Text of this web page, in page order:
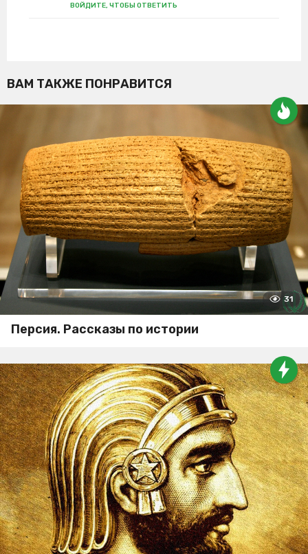
ВОЙДИТЕ, ЧТОБЫ ОТВЕТИТЬ
ВАМ ТАКЖЕ ПОНРАВИТСЯ
31
Персия. Рассказы по истории